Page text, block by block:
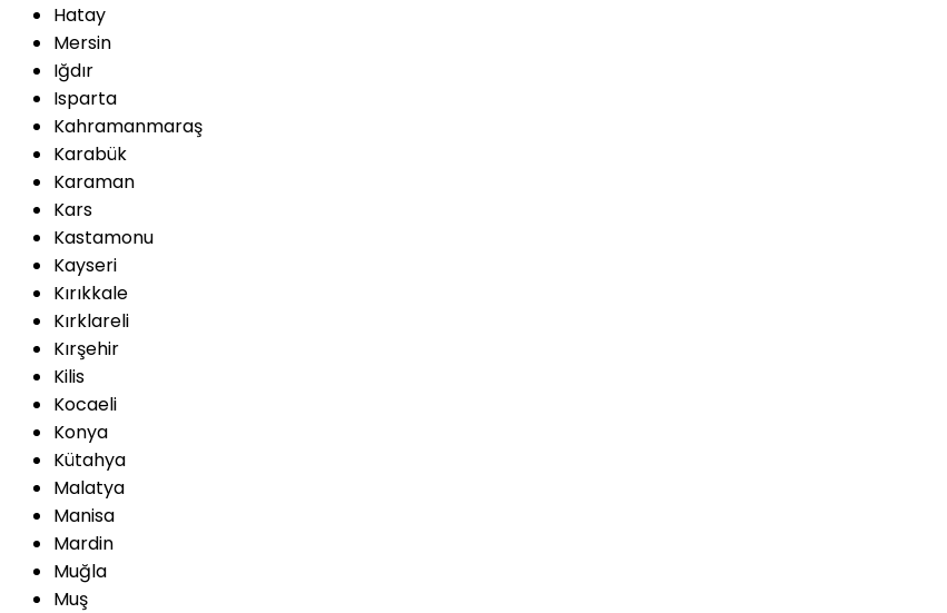
Hatay
Mersin
Iğdır
Isparta
Kahramanmaraş
Karabük
Karaman
Kars
Kastamonu
Kayseri
Kırıkkale
Kırklareli
Kırşehir
Kilis
Kocaeli
Konya
Kütahya
Malatya
Manisa
Mardin
Muğla
Muş